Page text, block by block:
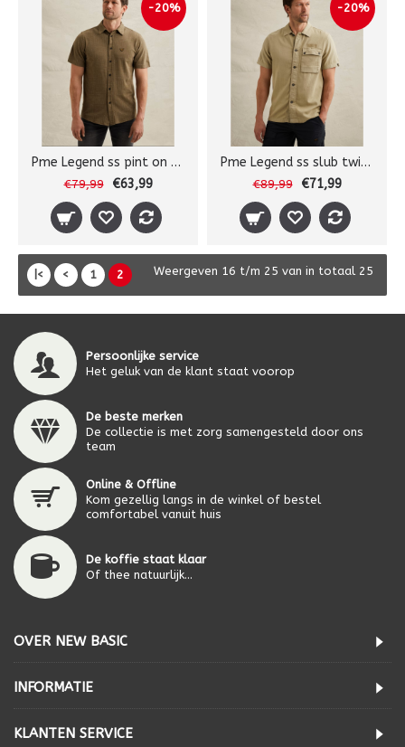
-20%
Pme Legend ss pint on pique sh
€79,99 €63,99
-20%
Pme Legend ss slub twill shirt
€89,99 €71,99
|< < 1 2 Weergeven 16 t/m 25 van in totaal 25
Persoonlijke service
Het geluk van de klant staat voorop
De beste merken
De collectie is met zorg samengesteld door ons
team
Online & Offline
Kom gezellig langs in de winkel of bestel
comfortabel vanuit huis
De koffie staat klaar
Of thee natuurlijk...
OVER NEW BASIC
INFORMATIE
KLANTEN SERVICE